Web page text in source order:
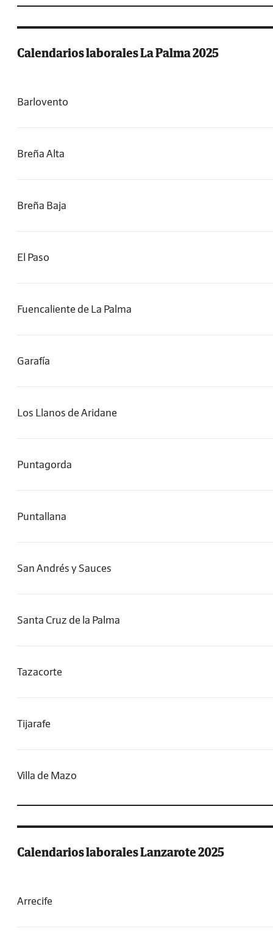
Calendarios laborales La Palma 2025
Barlovento
Breña Alta
Breña Baja
El Paso
Fuencaliente de La Palma
Garafía
Los Llanos de Aridane
Puntagorda
Puntallana
San Andrés y Sauces
Santa Cruz de la Palma
Tazacorte
Tijarafe
Villa de Mazo
Calendarios laborales Lanzarote 2025
Arrecife